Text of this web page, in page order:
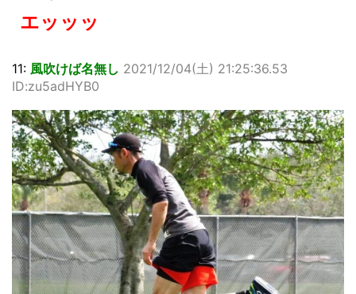
エッッッ
11: 風吹けば名無し 2021/12/04(土) 21:25:36.53
ID:zu5adHYB0